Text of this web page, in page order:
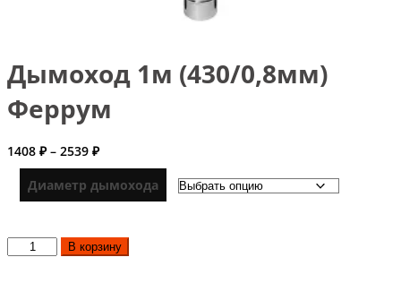
Дымоход 1м (430/0,8мм)
Феррум
1408 ₽ – 2539 ₽Диапазон
цен:
1408 ₽
–
Диаметр дымохода
КоличествоВ корзину